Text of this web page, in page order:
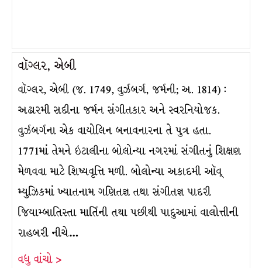
વૉગ્લર, એબી
વૉગ્લર, એબી (જ. 1749, વુર્ઝબર્ગ, જર્મની; અ. 1814) :
અઢારમી સદીના જર્મન સંગીતકાર અને સ્વરનિયોજક.
વુર્ઝબર્ગના એક વાયોલિન બનાવનારના તે પુત્ર હતા.
1771માં તેમને ઇટાલીના બોલોન્યા નગરમાં સંગીતનું શિક્ષણ
મેળવવા માટે શિષ્યવૃત્તિ મળી. બોલોન્યા અકાદમી ઑવ્
મ્યુઝિકમાં ખ્યાતનામ ગણિતજ્ઞ તથા સંગીતજ્ઞ પાદરી
જિયામ્બાતિસ્તા માર્તિની તથા પછીથી પાદુઆમાં વાલોત્તીની
રાહબરી નીચે…
વધુ વાંચો >